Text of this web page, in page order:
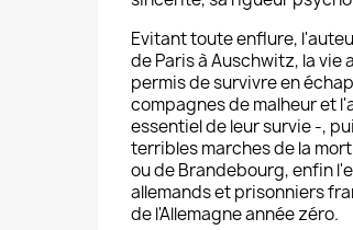
Evitant toute enflure,
de Paris à Auschwitz, la vie
permis de survivre en
compagnes de malheur et
essentiel de leur survie -,
terribles marches de la
ou de Brandebourg, enfin
allemands et prisonniers
de l'Allemagne année zéro.